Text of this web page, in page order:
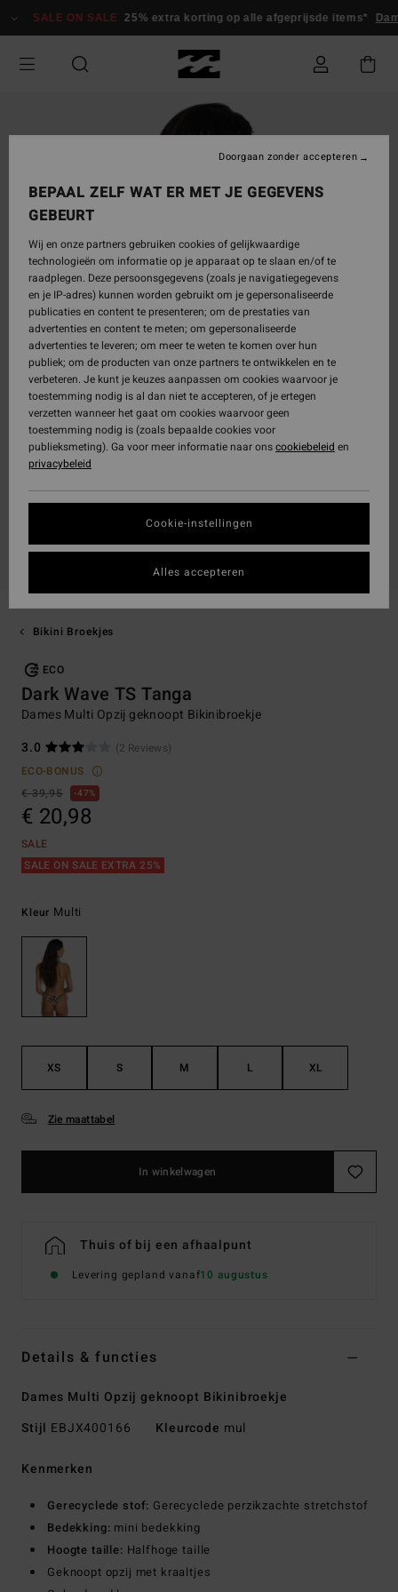
naar
SALE ON SALE 25% extra korting op alle afgeprijsde items*
Bikini Broekjes
ECO
Dark Wave TS Tanga
Dames Multi Opzij geknoopt Bikinibroekje
3.0
(2 Reviews)
ECO-BONUS
€ 39,95
47%
€ 20,98
SALE
SALE ON SALE EXTRA 25%
Kleur Multi
XS S M L XL
Zie maattabel
In winkelwagen
Thuis of bij een afhaalpunt
Levering gepland vanaf10 augustus
Details & functies
Dames Multi Opzij geknoopt Bikinibroekje
Stijl EBJX400166 Kleurcode mul
Kenmerken
Gerecyclede stof: Gerecyclede perzikzachte stretchstof
Bedekking: mini bedekking
Hoogte taille: Halfhoge taille
Geknoopt opzij met kraaltjes
BEPAAL ZELF WAT ER MET JE GEGEVENS
GEBEURT
Wij en onze partners gebruiken cookies of gelijkwaardige
technologieën om informatie op je apparaat op te slaan en/of te
raadplegen. Deze persoonsgegevens (zoals je navigatiegegevens
en je IP-adres) kunnen worden gebruikt om je gepersonaliseerde
publicaties en content te presenteren; om de prestaties van
advertenties en content te meten; om gepersonaliseerde
advertenties te leveren; om meer te weten te komen over hun
publiek; om de producten van onze partners te ontwikkelen en te
verbeteren. Je kunt je keuzes aanpassen om cookies waarvoor je
toestemming nodig is al dan niet te accepteren, of je ertegen
verzetten wanneer het gaat om cookies waarvoor geen
toestemming nodig is (zoals bepaalde cookies voor
publieksmeting). Ga voor meer informatie naar onscookiebeleid en
privacybeleid
Cookie-instellingen
Doorgaan zonder accepteren
Alles accepteren